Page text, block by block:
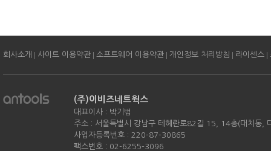
회사소개 | 사이트 이용약관 | 소프트웨어 이용약관 | 개인정보 처리방침 | 라이센스 |
(주)이비즈네트웍스
대표이사 : 박기범
주소 : 서울특별시 강남구 테헤란로82길 15, 14층(대치동,
사업자등록번호 : 220-87-30865
팩스번호 : 02-6255-3096